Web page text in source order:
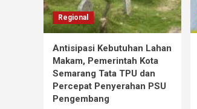
Regional
Antisipasi Kebutuhan Lahan
Makam, Pemerintah Kota
Semarang Tata TPU dan
Percepat Penyerahan PSU
Pengembang